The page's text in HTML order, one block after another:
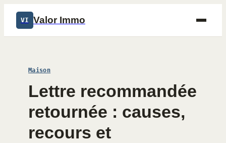
VI Valor Immo
Maison
Lettre recommandée
retournée : causes,
recours et